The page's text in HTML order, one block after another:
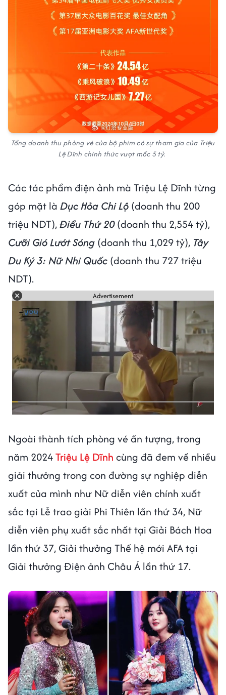
Tổng doanh thu phòng vé của bộ phim có sự tham gia của Triệu
Lệ Dĩnh chính thức vượt mốc 5 tỷ.
Các tác phẩm điện ảnh mà Triệu Lệ Dĩnh từng
góp mặt là Dục Hỏa Chi Lộ (doanh thu 200
triệu NDT),Điều Thứ 20(doanh thu 2,554 tỷ),
Cưỡi Gió Lướt Sóng (doanh thu 1,029 tỷ), Tây
Du Ký 3: Nữ Nhi Quốc (doanh thu 727 triệu
NDT).
Advertisement
Ngoài thành tích phòng vé ấn tượng, trong
năm 2024Triệu Lệ Dĩnh cùng đã đem về nhiều
giải thưởng trong con đường sự nghiệp diễn
xuất của mình như Nữ diễn viên chính xuất
sắc tại Lễ trao giải Phi Thiên lần thứ 34, Nữ
diễn viên phụ xuất sắc nhất tại Giải Bách Hoa
lần thứ 37, Giải thưởng Thế hệ mới AFA tại
Giải thưởng Điện ảnh Châu Á lần thứ 17.